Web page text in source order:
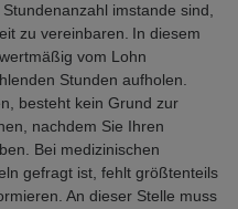
imstande sind,
zu vereinbaren. In diesem
vom Lohn
Stunden aufholen.
besteht kein Grund zur
nachdem Sie Ihren
Bei medizinischen
gefragt ist, fehlt größtenteils
An dieser Stelle muss